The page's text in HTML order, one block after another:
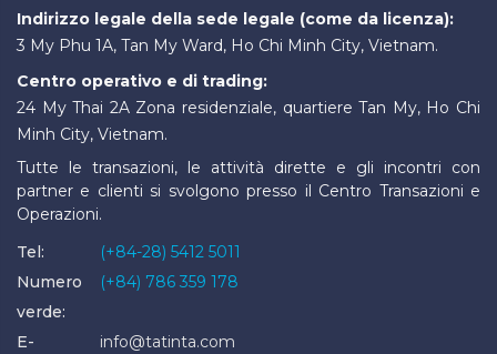
Indirizzo legale della sede legale (come da licenza):
3 My Phu 1A, Tan My Ward, Ho Chi Minh City, Vietnam.
Centro operativo e di trading:
24 My Thai 2A Zona residenziale, quartiere Tan My, Ho Chi
Minh City, Vietnam.
Tutte le transazioni, le attività dirette e gli incontri con
partner e clienti si svolgono presso il Centro Transazioni e
Operazioni.
Tel:
(+84-28) 5412 5011
Numero
verde:
(+84) 786 359 178
E-
info@tatinta.com